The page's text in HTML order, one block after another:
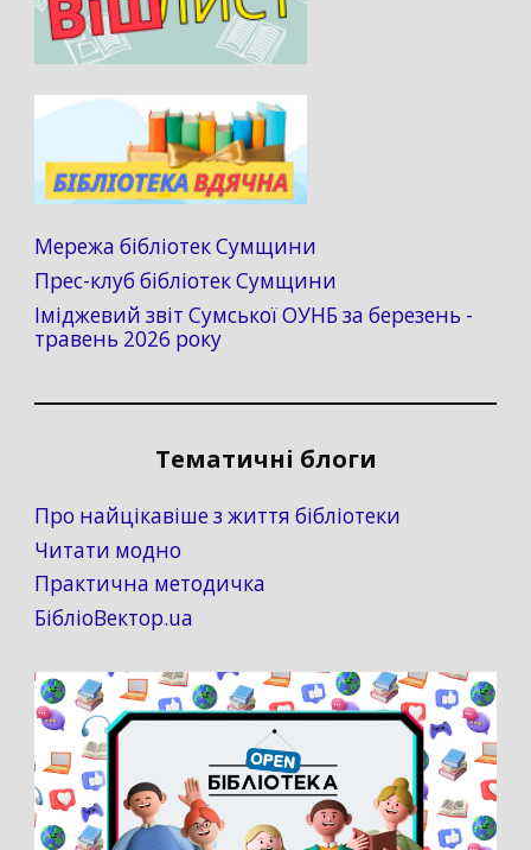
Мережа бібліотек Сумщини
Прес-клуб бібліотек Сумщини
Іміджевий звіт Сумської ОУНБ за березень -
травень 2026 року
Тематичні блоги
Про найцікавіше з життя бібліотеки
Читати модно
Практична методичка
БібліоВектор.ua